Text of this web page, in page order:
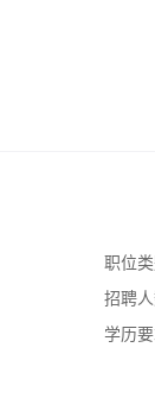
职位类
招聘人
学历要